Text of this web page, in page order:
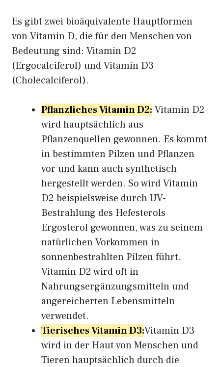
Es gibt zwei bioäquivalente Hauptformen
von Vitamin D, die für den Menschen von
Bedeutung sind: Vitamin D2
(Ergocalciferol) und Vitamin D3
(Cholecalciferol).
Pflanzliches Vitamin D2: Vitamin D2
wird hauptsächlich aus
Pflanzenquellen gewonnen. Es kommt
in bestimmten Pilzen und Pflanzen
vor und kann auch synthetisch
hergestellt werden. So wird Vitamin
D2 beispielsweise durch UV-
Bestrahlung des Hefesterols
Ergosterol gewonnen, was zu seinem
natürlichen Vorkommen in
sonnenbestrahlten Pilzen führt.
Vitamin D2 wird oft in
Nahrungsergänzungsmitteln und
angereicherten Lebensmitteln
verwendet.
Tierisches Vitamin D3:Vitamin D3
wird in der Haut von Menschen und
Tieren hauptsächlich durch die